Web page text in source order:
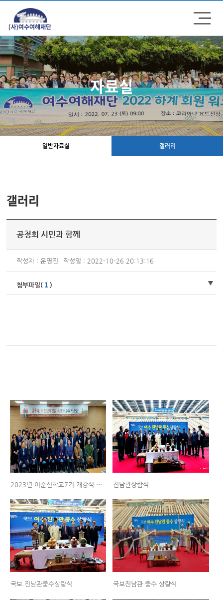
주메뉴 바로가기
컨텐츠 바로가기
자료실
일반자료실 갤러리
갤러리
공청회 시민과 함께
작성자 : 운영진 작성일 : 2022-10-26 20:13:16
첨부파일( 1 )
2023년 이순신학교7기 개강식 후 단체사진 진남관상람식
국보 진남관중수상량식 국보진남관 중수 상량식